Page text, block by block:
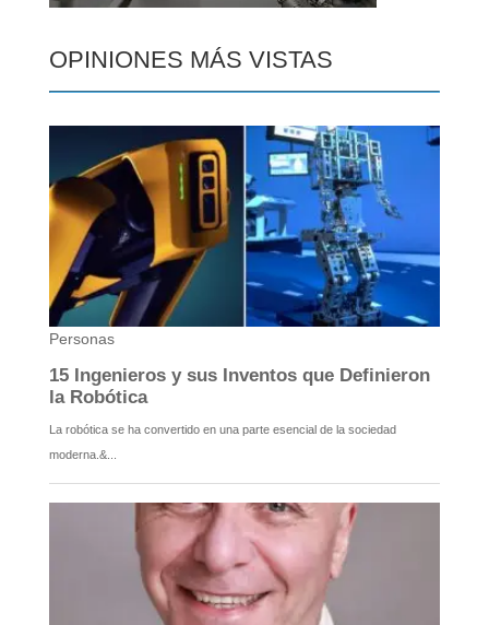
OPINIONES MÁS VISTAS